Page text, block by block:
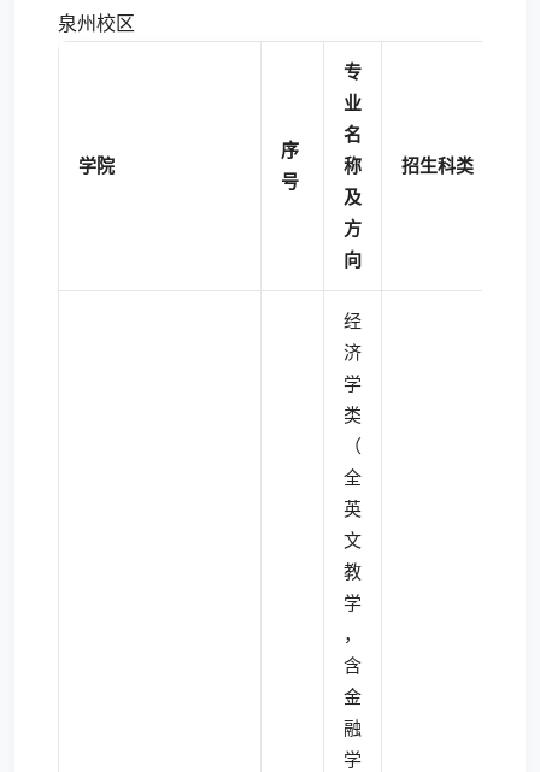
泉州校区
学院
序
号
专
业
名
称
及
方
向
招生科类
经
济
学
类
（
全
英
文
教
学
，
含
金
融
学